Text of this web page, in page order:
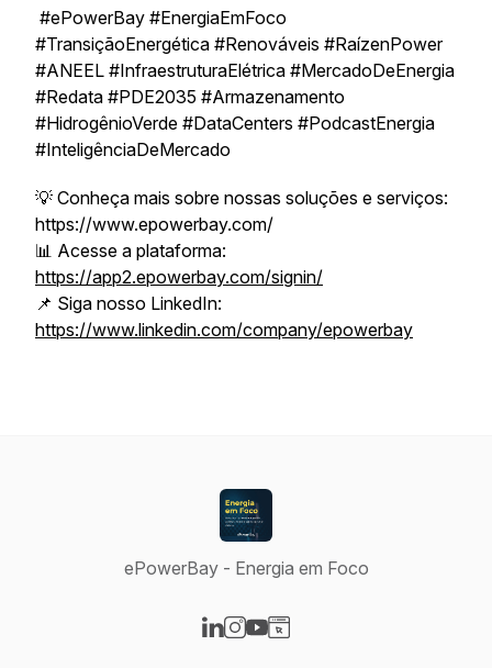
#ePowerBay #EnergiaEmFoco
#TransiçãoEnergética #Renováveis #RaízenPower
#ANEEL #InfraestruturaElétrica #MercadoDeEnergia
#Redata #PDE2035 #Armazenamento
#HidrogênioVerde #DataCenters #PodcastEnergia
#InteligênciaDeMercado
💡 Conheça mais sobre nossas soluções e serviços:
https://www.epowerbay.com/
📊 Acesse a plataforma:
https://app2.epowerbay.com/signin/
📌 Siga nosso LinkedIn:
https://www.linkedin.com/company/epowerbay
ePowerBay - Energia em Foco